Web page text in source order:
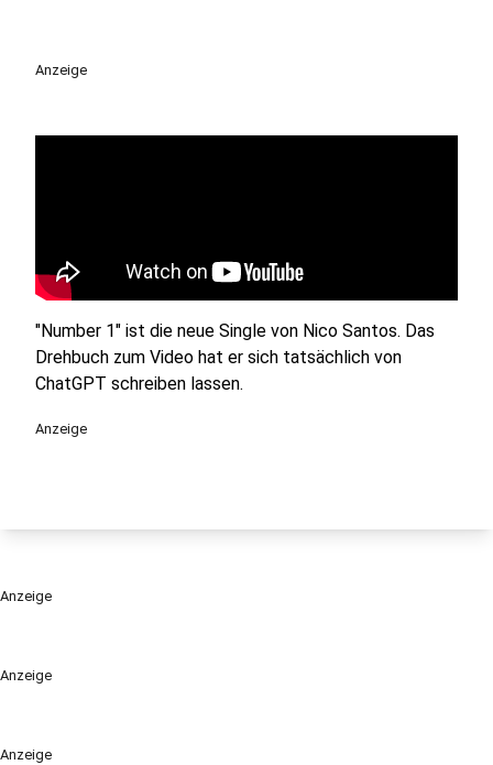
Anzeige
Anzeige
Anzeige
"Number 1" ist die neue Single von Nico Santos. Das
Drehbuch zum Video hat er sich tatsächlich von
ChatGPT schreiben lassen.
Anzeige
Anzeige